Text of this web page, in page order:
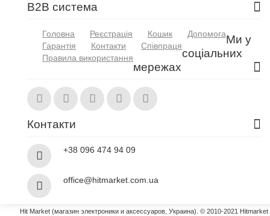
B2B система
Головна Реєстрація Кошик
Допомога
Гарантія
Контакти
Співпраця
Правила використання
Ми у
соціальних
мережах
Контакти
+38 096 474 94 09
office@hitmarket.com.ua
Hit Market (магазин электроники и аксессуаров, Украина). © 2010-2021 Hitmarket